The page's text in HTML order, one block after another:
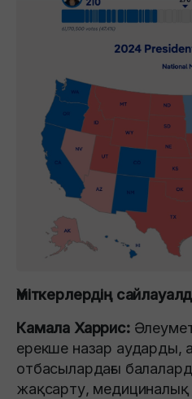
Үміткерлердің
Камала Харрис:
ерекше назар аударды,
отбасылардағы
жақсарту, медициналық